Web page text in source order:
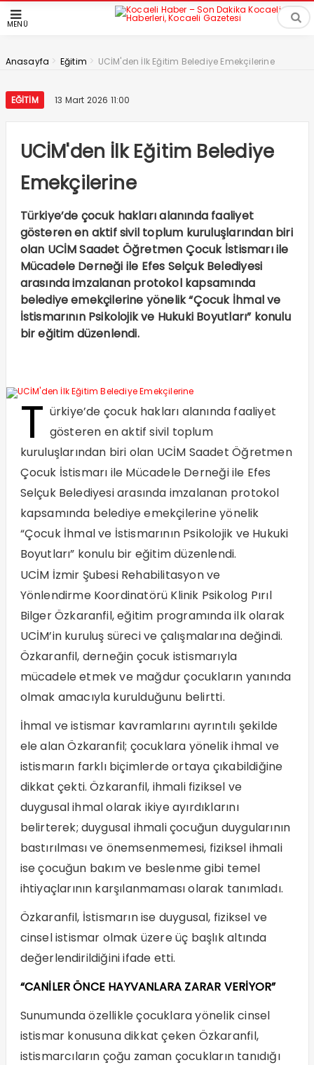
MENÜ
Anasayfa > Eğitim > UCİM'den İlk Eğitim Belediye Emekçilerine
EĞITIM 13 Mart 2026 11:00
UCİM'den İlk Eğitim Belediye
Emekçilerine
Türkiye’de çocuk hakları alanında faaliyet
gösteren en aktif sivil toplum kuruluşlarından biri
olan UCİM Saadet Öğretmen Çocuk İstismarı ile
Mücadele Derneği ile Efes Selçuk Belediyesi
arasında imzalanan protokol kapsamında
belediye emekçilerine yönelik “Çocuk İhmal ve
İstismarının Psikolojik ve Hukuki Boyutları” konulu
bir eğitim düzenlendi.
T ürkiye’de çocuk hakları alanında faaliyet
gösteren en aktif sivil toplum
kuruluşlarından biri olan UCİM Saadet Öğretmen
Çocuk İstismarı ile Mücadele Derneği ile Efes
Selçuk Belediyesi arasında imzalanan protokol
kapsamında belediye emekçilerine yönelik
“Çocuk İhmal ve İstismarının Psikolojik ve Hukuki
Boyutları” konulu bir eğitim düzenlendi.
UCİM İzmir Şubesi Rehabilitasyon ve
Yönlendirme Koordinatörü Klinik Psikolog Pırıl
Bilger Özkaranfil, eğitim programında ilk olarak
UCİM’in kuruluş süreci ve çalışmalarına değindi.
Özkaranfil, derneğin çocuk istismarıyla
mücadele etmek ve mağdur çocukların yanında
olmak amacıyla kurulduğunu belirtti.
İhmal ve istismar kavramlarını ayrıntılı şekilde
ele alan Özkaranfil; çocuklara yönelik ihmal ve
istismarın farklı biçimlerde ortaya çıkabildiğine
dikkat çekti. Özkaranfil, ihmali fiziksel ve
duygusal ihmal olarak ikiye ayırdıklarını
belirterek; duygusal ihmali çocuğun duygularının
bastırılması ve önemsenmemesi, fiziksel ihmali
ise çocuğun bakım ve beslenme gibi temel
ihtiyaçlarının karşılanmaması olarak tanımladı.
Özkaranfil, İstismarın ise duygusal, fiziksel ve
cinsel istismar olmak üzere üç başlık altında
değerlendirildiğini ifade etti.
“CANİLER ÖNCE HAYVANLARA ZARAR VERİYOR”
Sunumunda özellikle çocuklara yönelik cinsel
istismar konusuna dikkat çeken Özkaranfil,
istismarcıların çoğu zaman çocukların tanıdığı